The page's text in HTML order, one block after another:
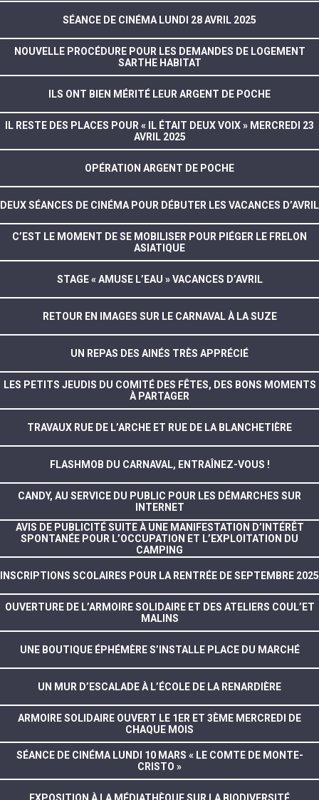
SÉANCE DE CINÉMA LUNDI 28 AVRIL 2025
NOUVELLE PROCÉDURE POUR LES DEMANDES DE LOGEMENT
SARTHE HABITAT
ILS ONT BIEN MÉRITÉ LEUR ARGENT DE POCHE
IL RESTE DES PLACES POUR « IL ÉTAIT DEUX VOIX » MERCREDI 23
AVRIL 2025
OPÉRATION ARGENT DE POCHE
DEUX SÉANCES DE CINÉMA POUR DÉBUTER LES VACANCES D’AVRIL
C’EST LE MOMENT DE SE MOBILISER POUR PIÉGER LE FRELON
ASIATIQUE
STAGE « AMUSE L’EAU » VACANCES D’AVRIL
RETOUR EN IMAGES SUR LE CARNAVAL À LA SUZE
UN REPAS DES AINÉS TRÈS APPRÉCIÉ
LES PETITS JEUDIS DU COMITÉ DES FÊTES, DES BONS MOMENTS
À PARTAGER
TRAVAUX RUE DE L’ARCHE ET RUE DE LA BLANCHETIÈRE
FLASHMOB DU CARNAVAL, ENTRAÎNEZ-VOUS !
CANDY, AU SERVICE DU PUBLIC POUR LES DÉMARCHES SUR
INTERNET
AVIS DE PUBLICITÉ SUITE À UNE MANIFESTATION D’INTÉRÊT
SPONTANÉE POUR L’OCCUPATION ET L’EXPLOITATION DU
CAMPING
INSCRIPTIONS SCOLAIRES POUR LA RENTRÉE DE SEPTEMBRE 2025
OUVERTURE DE L’ARMOIRE SOLIDAIRE ET DES ATELIERS COUL’ET
MALINS
UNE BOUTIQUE ÉPHÉMÈRE S’INSTALLE PLACE DU MARCHÉ
UN MUR D’ESCALADE À L’ÉCOLE DE LA RENARDIÈRE
ARMOIRE SOLIDAIRE OUVERT LE 1ER ET 3ÈME MERCREDI DE
CHAQUE MOIS
SÉANCE DE CINÉMA LUNDI 10 MARS « LE COMTE DE MONTE-
CRISTO »